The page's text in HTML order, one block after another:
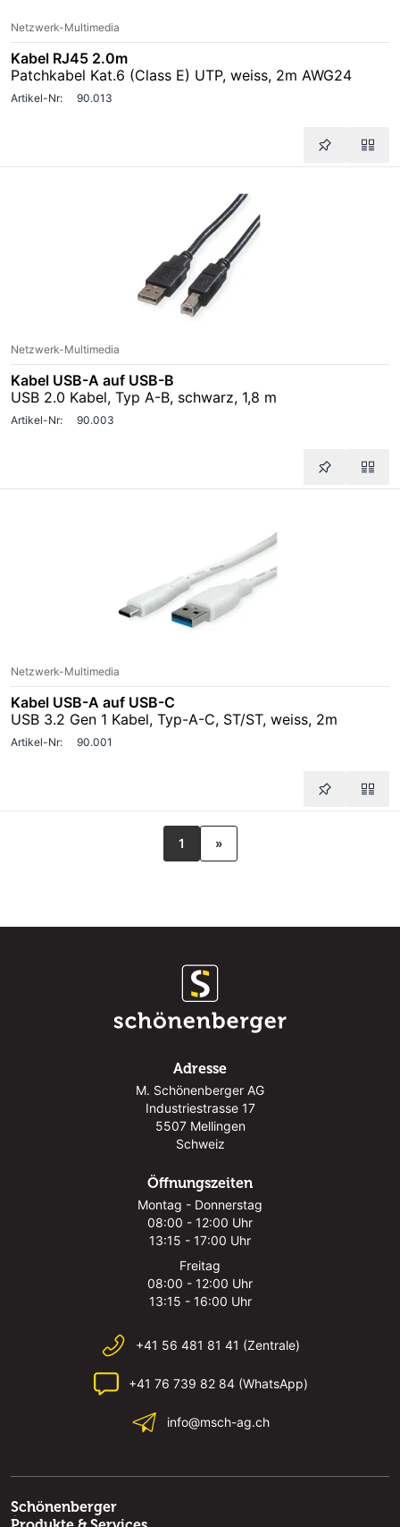
Netzwerk-Multimedia
Kabel RJ45 2.0m
Patchkabel Kat.6 (Class E) UTP, weiss, 2m AWG24
Artikel-Nr: 90.013
Netzwerk-Multimedia
Kabel USB-A auf USB-B
USB 2.0 Kabel, Typ A-B, schwarz, 1,8 m
Artikel-Nr: 90.003
Netzwerk-Multimedia
Kabel USB-A auf USB-C
USB 3.2 Gen 1 Kabel, Typ-A-C, ST/ST, weiss, 2m
Artikel-Nr: 90.001
1 »
Adresse
M. Schönenberger AG
Industriestrasse 17
5507 Mellingen
Schweiz
Öffnungszeiten
Montag - Donnerstag
08:00 - 12:00 Uhr
13:15 - 17:00 Uhr
Freitag
08:00 - 12:00 Uhr
13:15 - 16:00 Uhr
+41 56 481 81 41 (Zentrale)
+41 76 739 82 84 (WhatsApp)
info@msch-ag.ch
Schönenberger